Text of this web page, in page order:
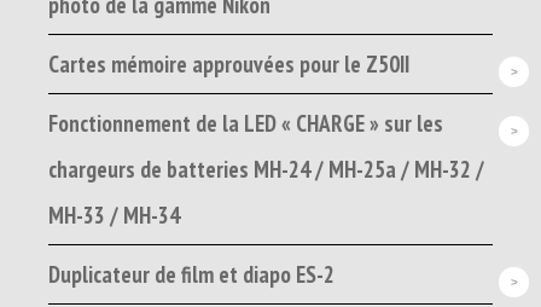
Cartes mémoire approuvées pour le Z50II
Fonctionnement de la LED « CHARGE » sur les
chargeurs de batteries MH-24 / MH-25a / MH-32 /
MH-33 / MH-34
Duplicateur de film et diapo ES-2